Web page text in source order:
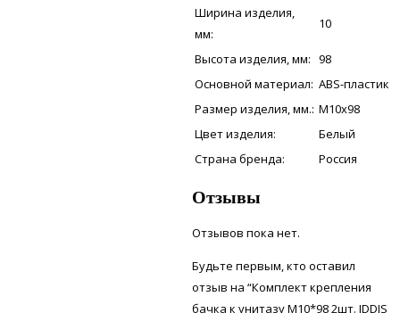
Ширина изделия,
мм:
10
Высота изделия, мм: 98
Основной материал: ABS-пластик
Размер изделия, мм.: M10x98
Цвет изделия:
Белый
Страна бренда:
Россия
Отзывы
Отзывов пока нет.
Будьте первым, кто оставил
отзыв на “Комплект крепления
бачка к унитазу М10*98 2шт. IDDIS